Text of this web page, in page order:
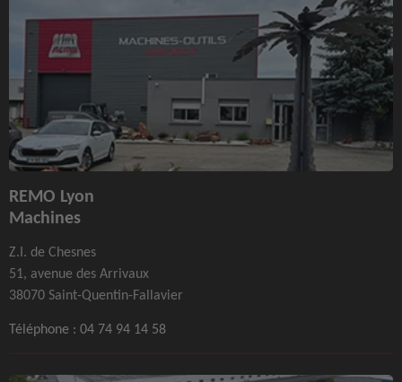
REMO Lyon
Machines
Z.I. de Chesnes
51, avenue des Arrivaux
38070 Saint-Quentin-Fallavier
Téléphone : 04 74 94 14 58